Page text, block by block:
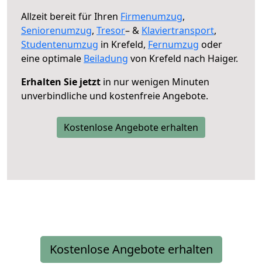
Allzeit bereit für Ihren Firmenumzug,
Seniorenumzug, Tresor– & Klaviertransport,
Studentenumzug in Krefeld, Fernumzug oder
eine optimale Beiladung von Krefeld nach Haiger.
Erhalten Sie jetzt in nur wenigen Minuten
unverbindliche und kostenfreie Angebote.
Kostenlose Angebote erhalten
Kostenlose Angebote erhalten